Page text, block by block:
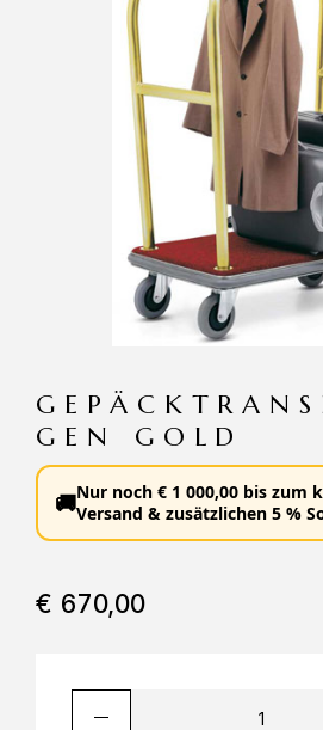
GEN GOLD
🚚Nur noch € 1 000,00 bis zum
Versand & zusätzlichen 5 %
€ 670,00